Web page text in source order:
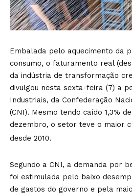
Embalada pelo aquecimento da
consumo, o faturamento real
da indústria de transformação
divulgou nesta sexta-feira (7) a
Industriais, da Confederação
(CNI). Mesmo tendo caído 1,3%
dezembro, o setor teve o maior
desde 2010.
Segundo a CNI, a demanda por
foi estimulada pelo baixo
de gastos do governo e pela